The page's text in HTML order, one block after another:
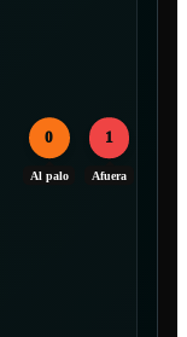
0
Al palo
1
Afuera